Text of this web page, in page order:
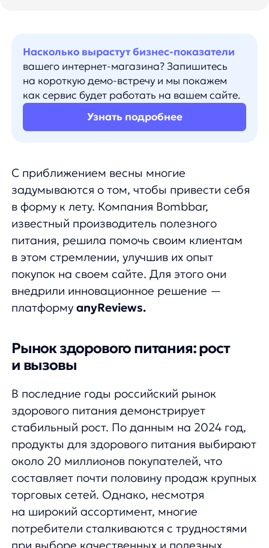
С приближением весны многие
задумываются о том, чтобы привести себя
в форму к лету. Компания Bombbar,
известный производитель полезного
покупок на своем сайте. Для этого они
внедрили инновационное решение —
платформу
Рынок здорового питания: рост
и вызовы
В последние годы российский рынок
стабильный рост. По данным на 2024 год,
продукты для здорового питания выбирают
составляет почти половину продаж крупных
торговых сетей. Однако, несмотря
на широкий ассортимент, многие
потребители сталкиваются с трудностями
при выборе качественных и полезных
продуктов. Основные проблемы включают
избыток выбора, а также невозможность
определить истинное качество продукта.
И здесь на помощь приходят отзывы
покупателей, которые уже опробовали тот
или иной продукт и готовы поделиться
своим мнением.
Сотрудничество Bombbar